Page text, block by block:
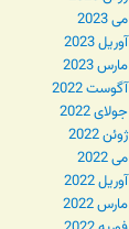
می 2023
آوریل 2023
مارس 2023
آگوست 2022
جولای 2022
ژوئن 2022
می 2022
آوریل 2022
مارس 2022